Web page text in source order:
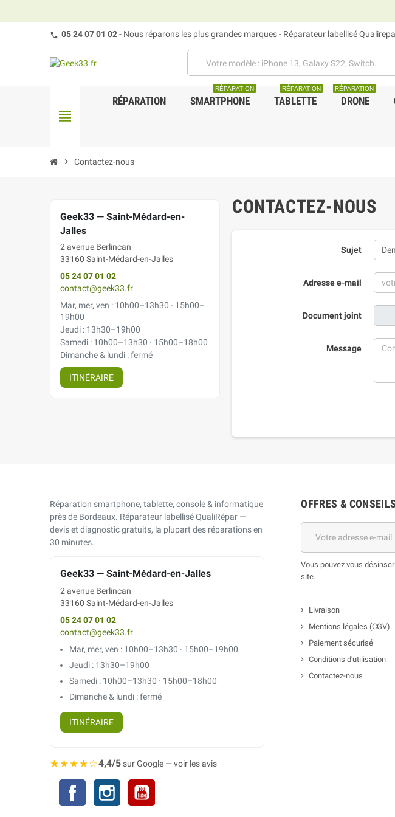
05 24 07 01 02- Nous réparons les plus grandes marques - Réparateur labellisé
view_headline
RÉPARATION SMARTPHONE
RÉPARATION
TABLETTE
RÉPARATION
DRONE
RÉPARATION
chevron_right Contactez-nous
Geek33 — Saint-Médard-en-
Jalles
2 avenue Berlincan
33160 Saint-Médard-en-Jalles
05 24 07 01 02
contact@geek33.fr
Mar, mer, ven : 10h00–13h30 · 15h00–
19h00
Jeudi : 13h30–19h00
Samedi : 10h00–13h30 · 15h00–18h00
Dimanche & lundi : fermé
ITINÉRAIRE
CONTACTEZ-NOUS
Sujet
Adresse e-mail
Document joint
Message
Réparation smartphone, tablette, console & informatique
près de Bordeaux. Réparateur labellisé QualiRépar —
devis et diagnostic gratuits, la plupart des réparations en
30 minutes.
Geek33 — Saint-Médard-en-Jalles
2 avenue Berlincan
33160 Saint-Médard-en-Jalles
05 24 07 01 02
contact@geek33.fr
Mar, mer, ven : 10h00–13h30 · 15h00–19h00
Jeudi : 13h30–19h00
Samedi : 10h00–13h30 · 15h00–18h00
Dimanche & lundi : fermé
ITINÉRAIRE
★★★★☆4,4/5sur Google — voir les avis
Facebook Instagram
OFFRES &
Vous pouvez vous
site.
Livraison
Mentions légales (CGV)
Paiement sécurisé
Conditions d'utilisation
Contactez-nous